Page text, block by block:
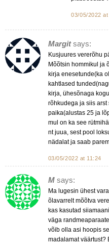
03/05/2022
Margit says:
Kusjuures vererõhu
Mõõtsin hommikul ja
kirja enesetunde(ka
kahtlased
kirja, ühesõnaga
rõhkudega ja siis arst
paika(alustas 25 ja
mul on ka see
nt juua, sest pool
nädalat ja saab
03/05/2022 at 11:24
M says:
Ma lugesin ühest
õlavarrelt mõõtva
kas kasutad
väga
võib olla asi hoopis
madalamat väärtust?